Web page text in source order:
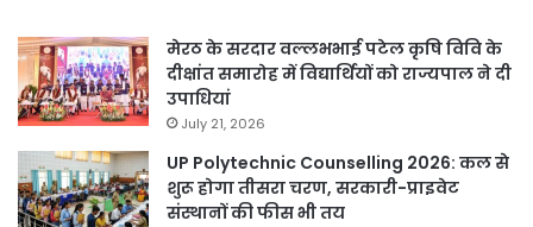
मेरठ के सरदार वल्लभभाई पटेल कृषि विवि के
दीक्षांत समारोह में विद्यार्थियों को राज्यपाल ने दी
उपाधियां
July 21, 2026
UP Polytechnic Counselling 2026: कल से
शुरू होगा तीसरा चरण, सरकारी-प्राइवेट
संस्थानों की फीस भी तय